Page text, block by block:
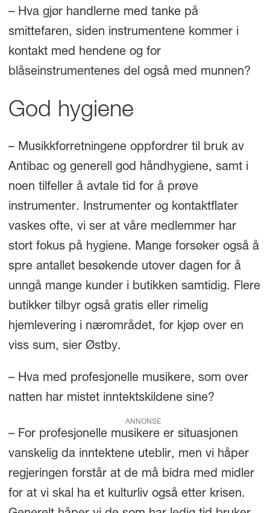
– Hva gjør handlerne med tanke på
smittefaren, siden instrumentene kommer i
kontakt med hendene og for
blåseinstrumentenes del også med munnen?
God hygiene
– Musikkforretningene oppfordrer til bruk av
Antibac og generell god håndhygiene, samt i
noen tilfeller å avtale tid for å prøve
instrumenter. Instrumenter og kontaktflater
vaskes ofte, vi ser at våre medlemmer har
stort fokus på hygiene. Mange forsøker også å
spre antallet besøkende utover dagen for å
unngå mange kunder i butikken samtidig. Flere
butikker tilbyr også gratis eller rimelig
hjemlevering i nærområdet, for kjøp over en
viss sum, sier Østby.
– Hva med profesjonelle musikere, som over
natten har mistet inntektskildene sine?
ANNONSE
– For profesjonelle musikere er situasjonen
vanskelig da inntektene uteblir, men vi håper
regjeringen forstår at de må bidra med midler
for at vi skal ha et kulturliv også etter krisen.